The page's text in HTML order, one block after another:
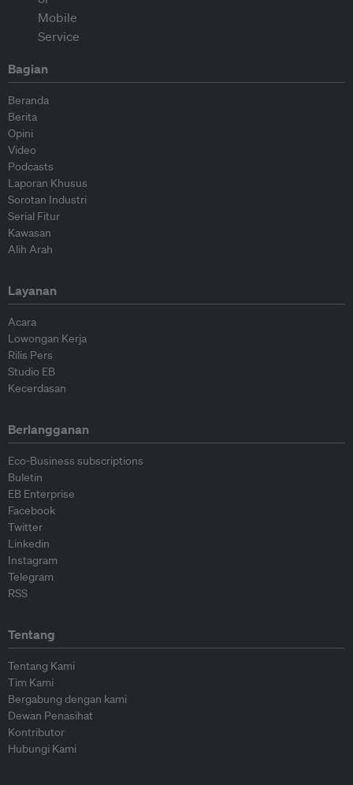
Bagian
Beranda
Berita
Opini
Video
Podcasts
Laporan Khusus
Sorotan Industri
Serial Fitur
Kawasan
Alih Arah
Layanan
Acara
Lowongan Kerja
Rilis Pers
Studio EB
Kecerdasan
Berlangganan
Eco-Business subscriptions
Buletin
EB Enterprise
Facebook
Twitter
Linkedin
Instagram
Telegram
RSS
Tentang
Tentang Kami
Tim Kami
Bergabung dengan kami
Dewan Penasihat
Kontributor
Hubungi Kami